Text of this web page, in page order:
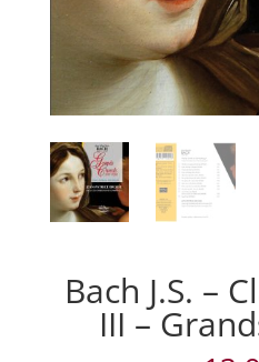
Bach J.S. –
III –